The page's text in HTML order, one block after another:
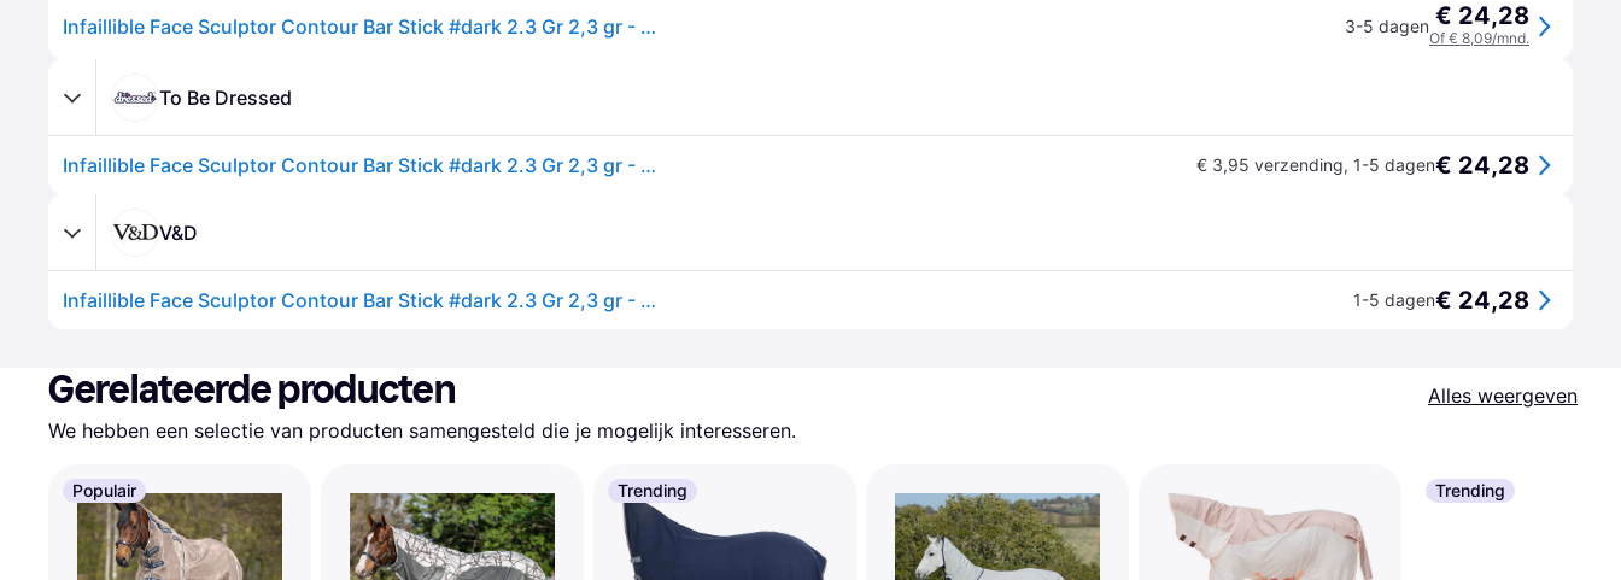
Infaillible Face Sculptor Contour Bar Stick #dark 2.3 Gr 2,3 gr - One Size 3-5 dagen € 24,28
Of € 8,09/mnd.
To Be Dressed
Infaillible Face Sculptor Contour Bar Stick #dark 2.3 Gr 2,3 gr - One Size € 3,95 verzending, 1-5 dagen€ 24,28
V&D
Infaillible Face Sculptor Contour Bar Stick #dark 2.3 Gr 2,3 gr - One Size 1-5 dagen€ 24,28
Gerelateerde producten
Alles weergeven
We hebben een selectie van producten samengesteld die je mogelijk interesseren.
Populair Trending Trending